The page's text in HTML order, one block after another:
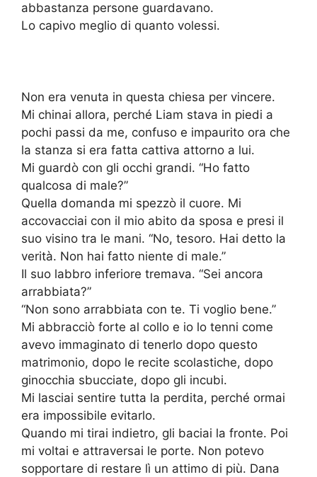
abbastanza persone guardavano.
Lo capivo meglio di quanto volessi.
Non era venuta in questa chiesa per vincere.
Mi chinai allora, perché Liam stava in piedi a
pochi passi da me, confuso e impaurito ora che
la stanza si era fatta cattiva attorno a lui.
Mi guardò con gli occhi grandi. “Ho fatto
qualcosa di male?”
Quella domanda mi spezzò il cuore. Mi
accovacciai con il mio abito da sposa e presi il
suo visino tra le mani. “No, tesoro. Hai detto la
verità. Non hai fatto niente di male.”
Il suo labbro inferiore tremava. “Sei ancora
arrabbiata?”
“Non sono arrabbiata con te. Ti voglio bene.”
Mi abbracciò forte al collo e io lo tenni come
avevo immaginato di tenerlo dopo questo
matrimonio, dopo le recite scolastiche, dopo
ginocchia sbucciate, dopo gli incubi.
Mi lasciai sentire tutta la perdita, perché ormai
era impossibile evitarlo.
Quando mi tirai indietro, gli baciai la fronte. Poi
mi voltai e attraversai le porte. Non potevo
sopportare di restare lì un attimo di più. Dana